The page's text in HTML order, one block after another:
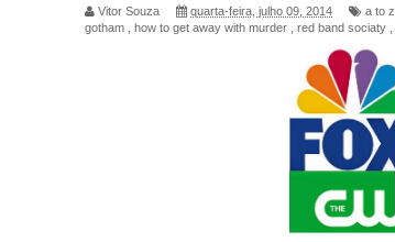
Vitor Souza quarta-feira, julho 09, 2014 a to z
gotham , how to get away with murder , red band sociaty ,